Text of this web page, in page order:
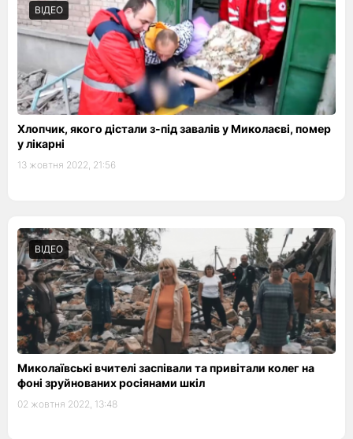
ВІДЕО
Хлопчик, якого дістали з-під завалів у Миколаєві, помер
у лікарні
13 жовтня 2022, 21:56
ВІДЕО
Миколаївські вчителі заспівали та привітали колег на
фоні зруйнованих росіянами шкіл
02 жовтня 2022, 13:48